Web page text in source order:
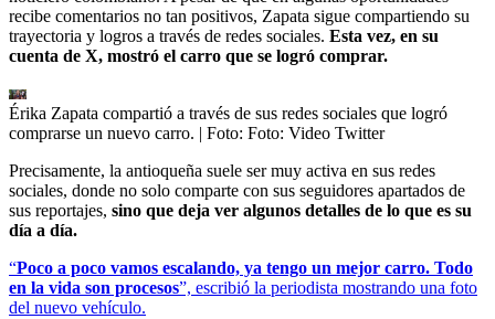
recibe comentarios no tan positivos, Zapata sigue compartiendo su
trayectoria y logros a través de redes sociales. Esta vez, en su
cuenta de X, mostró el carro que se logró comprar.
Érika Zapata compartió a través de sus redes sociales que logró
comprarse un nuevo carro. | Foto: Foto: Video Twitter
Precisamente, la antioqueña suele ser muy activa en sus redes
sociales, donde no solo comparte con sus seguidores apartados de
sus reportajes, sino que deja ver algunos detalles de lo que es su
día a día.
“Poco a poco vamos escalando, ya tengo un mejor carro. Todo
en la vida son procesos”, escribió la periodista mostrando una foto
del nuevo vehículo.